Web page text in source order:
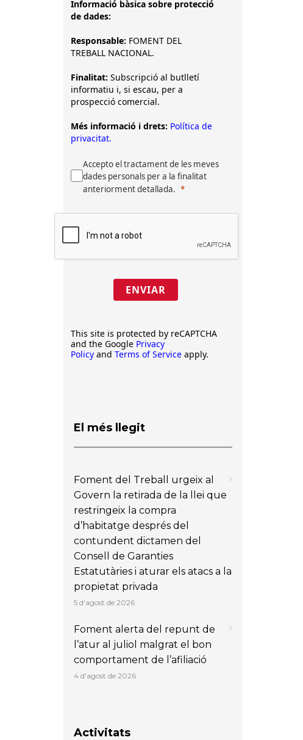
Informació bàsica sobre protecció
de dades:
Responsable: FOMENT DEL
TREBALL NACIONAL.
Finalitat: Subscripció al butlletí
informatiu i, si escau, per a
prospecció comercial.
Més informació i drets: Política de
privacitat.
Accepto el tractament de les meves
dades personals per a la finalitat
anteriorment detallada.
ENVIAR
This site is protected by reCAPTCHA
and the Google Privacy
Policy and Terms of Service apply.
El més llegit
Foment del Treball urgeix al
Govern la retirada de la llei que
restringeix la compra
d’habitatge després del
contundent dictamen del
Consell de Garanties
Estatutàries i aturar els atacs a la
propietat privada
5 d'agost de 2026
Foment alerta del repunt de
l’atur al juliol malgrat el bon
comportament de l’afiliació
4 d'agost de 2026
Activitats